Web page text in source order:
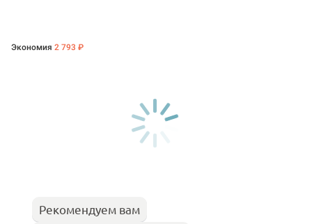
Экономия 2 793 ₽
Рекомендуем вам